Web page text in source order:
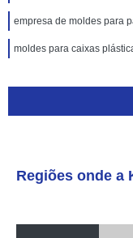
empresa de moldes para
moldes para caixas
Regiões onde a